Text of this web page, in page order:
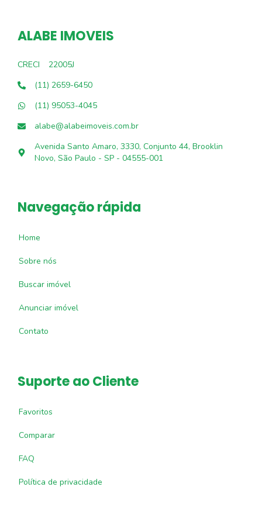
ALABE IMOVEIS
CRECI
22005J
(11) 2659-6450
(11) 95053-4045
alabe@alabeimoveis.com.br
Avenida Santo Amaro, 3330, Conjunto 44, Brooklin
Novo, São Paulo - SP - 04555-001
Navegação rápida
Home
Sobre nós
Buscar imóvel
Anunciar imóvel
Contato
Suporte ao Cliente
Favoritos
Comparar
FAQ
Política de privacidade